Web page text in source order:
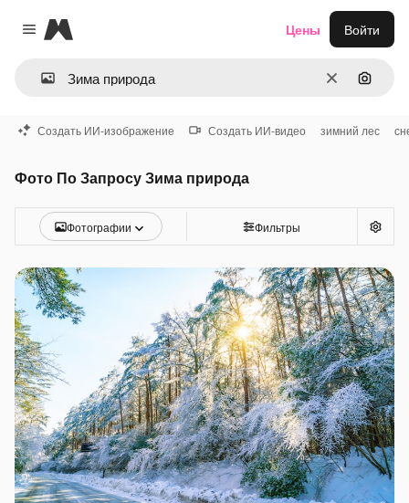
Close menu
Magnific
ОчиститьПоиск
Цены Войти
Создать ИИ-изображение Создать ИИ-видео зимний лес
Фото По Запросу Зима природа
Фотографии Фильтры